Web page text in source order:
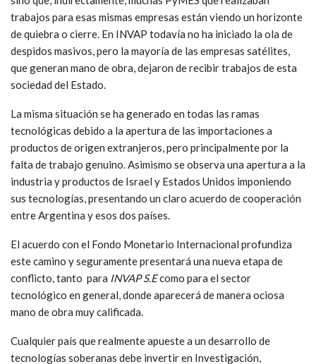
Por el desmantelamiento no solo se ven afectadas las grandes
empresas de desarrollo tecnológico, como es el caso de INVAP,
sino que, indirectamente, muchas PyMES que realizaban
trabajos para esas mismas empresas están viendo un horizonte
de quiebra o cierre. En INVAP todavía no ha iniciado la ola de
que generan mano de obra, dejaron de recibir trabajos de esta
sociedad del Estado.
La misma situación se ha generado en todas las ramas
tecnológicas debido a la apertura de las importaciones a
falta de trabajo genuino. Asimismo se observa una apertura a la